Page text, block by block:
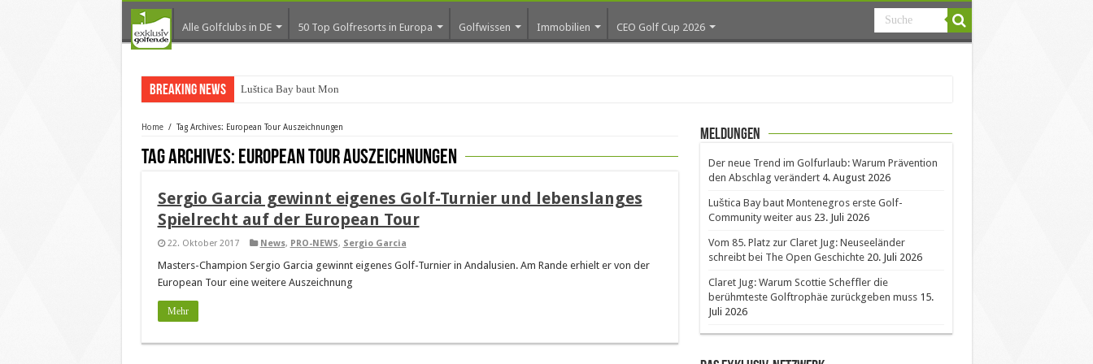
Alle Golfclubs in DE 50 Top Golfresorts in Europa Golfwissen Immobilien CEO Golf Cup 2026
Breaking News Luštica Bay baut Montenegro
Home / Tag Archives: European Tour Auszeichnungen
Tag Archives: European Tour Auszeichnungen
Sergio Garcia gewinnt eigenes Golf-Turnier und lebenslanges
Spielrecht auf der European Tour
22. Oktober 2017 News, PRO-NEWS, Sergio Garcia
Masters-Champion Sergio Garcia gewinnt eigenes Golf-Turnier in Andalusien. Am Rande erhielt er von der
European Tour eine weitere Auszeichnung
Mehr
Meldungen
Der neue Trend im Golfurlaub: Warum Prävention
den Abschlag verändert 4. August 2026
Luštica Bay baut Montenegros erste Golf-
Community weiter aus 23. Juli 2026
Vom 85. Platz zur Claret Jug: Neuseeländer
schreibt bei The Open Geschichte 20. Juli 2026
Claret Jug: Warum Scottie Scheffler die
berühmteste Golftrophäe zurückgeben muss 15.
Juli 2026